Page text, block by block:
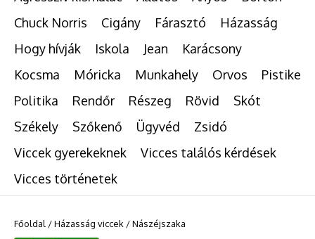
Chuck Norris
Cigány Fárasztó
Házasság
Hogy hívják
Iskola Jean
Karácsony
Kocsma
Móricka Munkahely Orvos
Pistike
Politika
Rendőr Részeg Rövid
Skót
Székely
Szőkenő Ügyvéd
Zsidó
Viccek gyerekeknek
Vicces találós kérdések
Vicces történetek
Főoldal /Házasság viccek /Nászéjszaka